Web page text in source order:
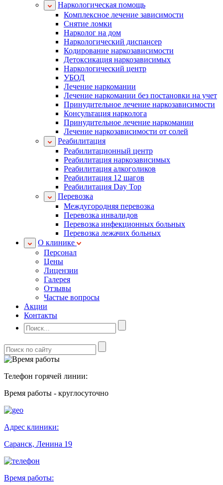
Наркологическая помощь
Комплексное лечение зависимости
Снятие ломки
Нарколог на дом
Наркологический диспансер
Кодирование наркозависимости
Детоксикация наркозависимых
Наркологический центр
УБОД
Лечение наркомании
Лечение наркомании без постановки на учет
Принудительное лечение наркозависимости
Консультация нарколога
Принудительное лечение наркомании
Лечение наркозависимости от солей
Реабилитация
Реабилитационный центр
Реабилитация наркозависимых
Реабилитация алкоголиков
Реабилитация 12 шагов
Реабилитация Day Top
Перевозка
Междугородняя перевозка
Перевозка инвалидов
Перевозка инфекционных больных
Перевозка лежачих больных
О клинике
Персонал
Цены
Лицензии
Галерея
Отзывы
Частые вопросы
Акции
Контакты
Телефон горячей линии:
Время работы - круглосуточно
Адрес клиники:
Саранск, Ленина 19
Время работы: